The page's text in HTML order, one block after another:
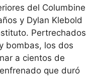
del Columbine
y Dylan Klebold
Pertrechados
bombas, los dos
a cientos de
que duró